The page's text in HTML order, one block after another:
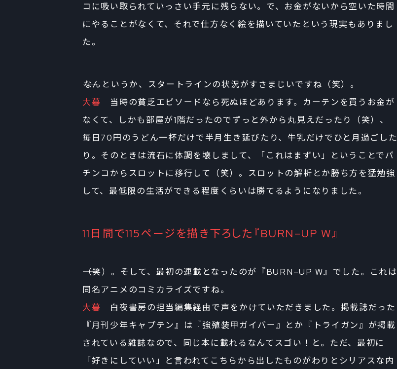
コに吸い取られていっさい手元に残らない。で、お金がないから空いた時間
にやることがなくて、それで仕方なく絵を描いていたという現実もありまし
た。
――なんというか、スタートラインの状況がすさまじいですね（笑）。
大暮 当時の貧乏エピソードなら死ぬほどあります。カーテンを買うお金が
なくて、しかも部屋が1階だったのでずっと外から丸見えだったり（笑）、
毎日70円のうどん一杯だけで半月生き延びたり、牛乳だけでひと月過ごした
り。そのときは流石に体調を壊しまして、「これはまずい」ということでパ
チンコからスロットに移行して（笑）。スロットの解析とか勝ち方を猛勉強
して、最低限の生活ができる程度くらいは勝てるようになりました。
11日間で115ページを描き下ろした『BURN–UP W』
――（笑）。そして、最初の連載となったのが『BURN–UP W』でした。これは
同名アニメのコミカライズですね。
大暮 白夜書房の担当編集経由で声をかけていただきました。掲載誌だった
『月刊少年キャプテン』は『強殖装甲ガイバー』とか『トライガン』が掲載
されている雑誌なので、同じ本に載れるなんてスゴい！と。ただ、最初に
「好きにしていい」と言われてこちらから出したものがわりとシリアスな内